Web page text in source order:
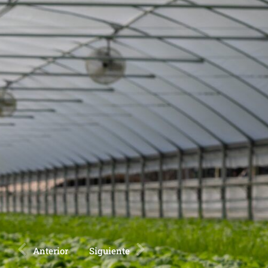
Anterior Siguiente